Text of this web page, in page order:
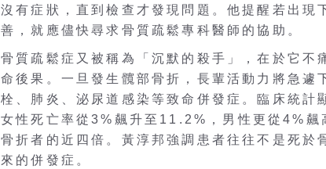
沒有症狀，直到檢查才發現問題。他提醒若出現
善，就應儘快尋求骨質疏鬆專科醫師的協助。
骨質疏鬆症又被稱為「沉默的殺手」，在於它不
命後果。一旦發生髖部骨折，長輩活動力將急遽
栓、肺炎、泌尿道感染等致命併發症。臨床統計
女性死亡率從3%飆升至11.2%，男性更從4%飆
骨折者的近四倍。黃淳邦強調患者往往不是死於
來的併發症。